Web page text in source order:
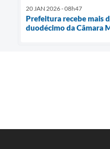
20 JAN 2026 - 08h47
Prefeitura recebe mais
duodécimo da Câmara